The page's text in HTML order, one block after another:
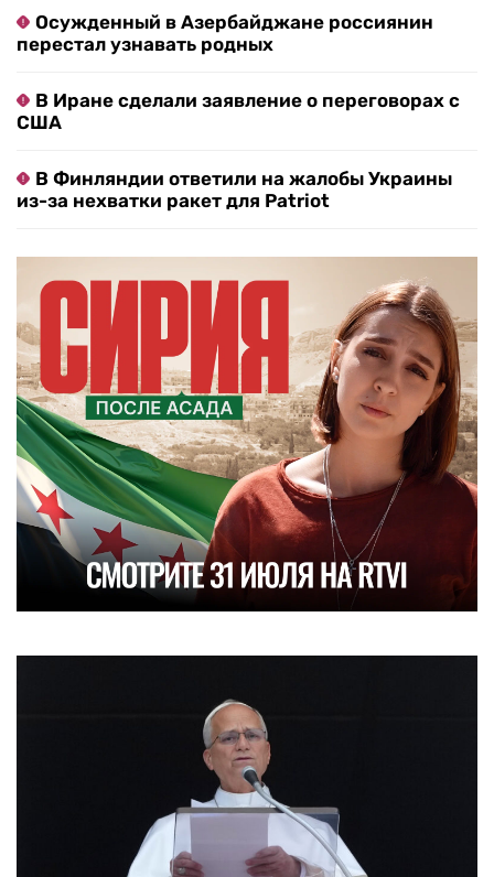
Осужденный в Азербайджане россиянин
перестал узнавать родных
В Иране сделали заявление о переговорах с
США
В Финляндии ответили на жалобы Украины
из-за нехватки ракет для Patriot